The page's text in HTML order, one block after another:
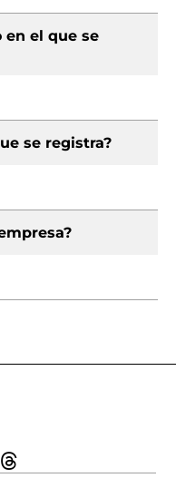
en el que se
se registra?